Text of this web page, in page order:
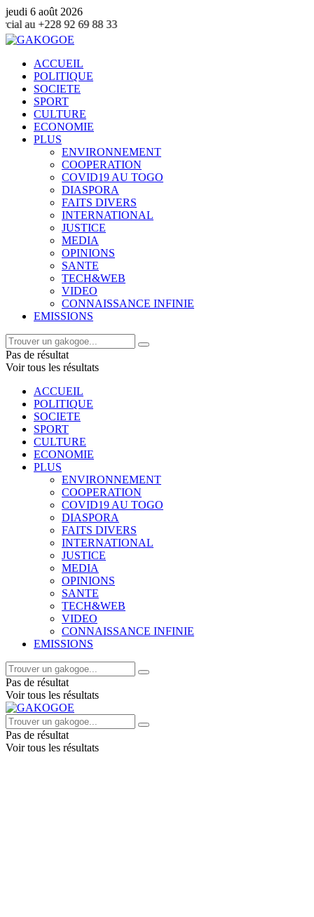
jeudi 6 août 2026
ACCUEIL
POLITIQUE
SOCIETE
SPORT
CULTURE
ECONOMIE
PLUS
ENVIRONNEMENT
COOPERATION
COVID19 AU TOGO
DIASPORA
FAITS DIVERS
INTERNATIONAL
JUSTICE
MEDIA
OPINIONS
SANTE
TECH&WEB
VIDEO
CONNAISSANCE INFINIE
EMISSIONS
Pas de résultat
Voir tous les résultats
ACCUEIL
POLITIQUE
SOCIETE
SPORT
CULTURE
ECONOMIE
PLUS
ENVIRONNEMENT
COOPERATION
COVID19 AU TOGO
DIASPORA
FAITS DIVERS
INTERNATIONAL
JUSTICE
MEDIA
OPINIONS
SANTE
TECH&WEB
VIDEO
CONNAISSANCE INFINIE
EMISSIONS
Pas de résultat
Voir tous les résultats
Pas de résultat
Voir tous les résultats